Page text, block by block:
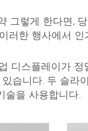
그렇게 한다면,
러한 행사에서 인
디스플레이가
습니다. 두 슬라
술을 사용합니다.